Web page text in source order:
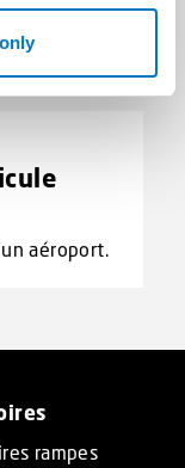
aéroport.
rampes